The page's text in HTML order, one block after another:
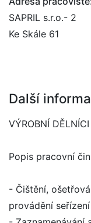
SAPRIL s.r.o.- 2
Ke Skále 61
Další
VÝROBNÍ
Popis pracovní
- Čištění,
provádění